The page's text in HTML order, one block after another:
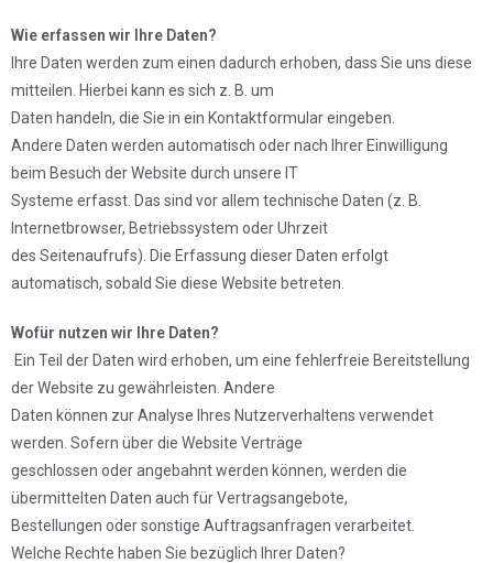
Wie erfassen wir Ihre Daten?
Ihre Daten werden zum einen dadurch erhoben, dass Sie uns diese
mitteilen. Hierbei kann es sich z. B. um
Daten handeln, die Sie in ein Kontaktformular eingeben.
Andere Daten werden automatisch oder nach Ihrer Einwilligung
beim Besuch der Website durch unsere IT
Systeme erfasst. Das sind vor allem technische Daten (z. B.
Internetbrowser, Betriebssystem oder Uhrzeit
des Seitenaufrufs). Die Erfassung dieser Daten erfolgt
automatisch, sobald Sie diese Website betreten.
Wofür nutzen wir Ihre Daten?
Ein Teil der Daten wird erhoben, um eine fehlerfreie Bereitstellung
der Website zu gewährleisten. Andere
Daten können zur Analyse Ihres Nutzerverhaltens verwendet
werden. Sofern über die Website Verträge
geschlossen oder angebahnt werden können, werden die
übermittelten Daten auch für Vertragsangebote,
Bestellungen oder sonstige Auftragsanfragen verarbeitet.
Welche Rechte haben Sie bezüglich Ihrer Daten?